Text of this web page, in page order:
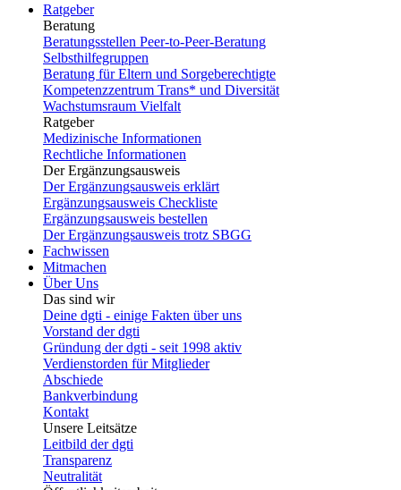
Ratgeber
Beratung
Beratungsstellen Peer-to-Peer-Beratung
Selbsthilfegruppen
Beratung für Eltern und Sorgeberechtigte
Kompetenzzentrum Trans* und Diversität
Wachstumsraum Vielfalt
Ratgeber
Medizinische Informationen
Rechtliche Informationen
Der Ergänzungsausweis
Der Ergänzungsausweis erklärt
Ergänzungsausweis Checkliste
Ergänzungsausweis bestellen
Der Ergänzungsausweis trotz SBGG
Fachwissen
Mitmachen
Über Uns
Das sind wir
Deine dgti - einige Fakten über uns
Vorstand der dgti
Gründung der dgti - seit 1998 aktiv
Verdienstorden für Mitglieder
Abschiede
Bankverbindung
Kontakt
Unsere Leitsätze
Leitbild der dgti
Transparenz
Neutralität